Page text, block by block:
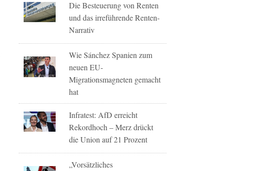
Die Besteuerung von Renten
und das irreführende Renten-
Narrativ
Wie Sánchez Spanien zum
neuen EU-
Migrationsmagneten gemacht
hat
Infratest: AfD erreicht
Rekordhoch – Merz drückt
die Union auf 21 Prozent
„Vorsätzliches